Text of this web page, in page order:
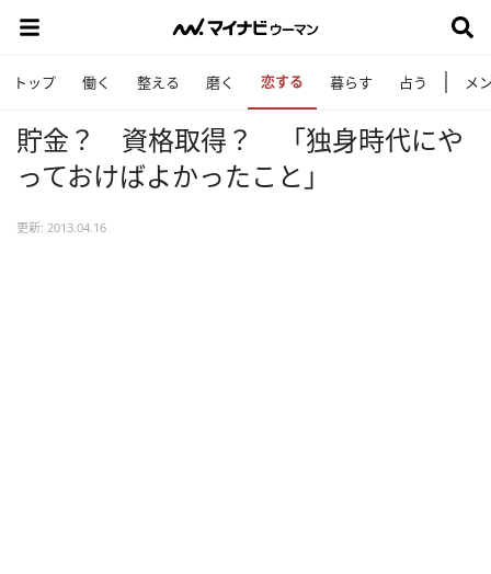
トップ 働く 整える 磨く 恋する 暮らす 占う メ
貯金？ 資格取得？ 「独身時代にや
っておけばよかったこと」
更新: 2013.04.16